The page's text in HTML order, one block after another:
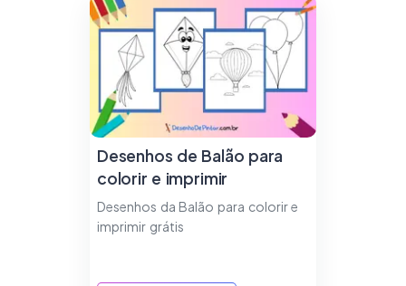
Desenhos de Balão para
colorir e imprimir
Desenhos da Balão para colorir e
imprimir grátis